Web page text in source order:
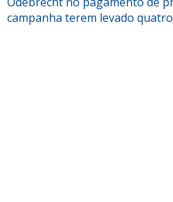
campanha terem levado